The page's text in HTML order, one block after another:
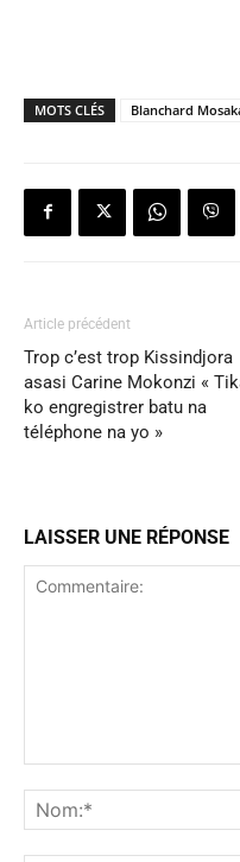
MOTS CLÉS Blanchard
Article précédent
Trop c’est trop Kissindjora
asasi Carine Mokonzi «
ko engregistrer batu na
téléphone na yo »
LAISSER UNE RÉPONSE